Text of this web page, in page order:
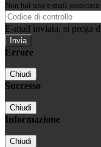
Non hai una e-mail
E-mail inviata, si prega
Errore
Chiudi
Successo
Chiudi
Informazione
Chiudi